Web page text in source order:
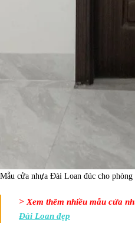
Mẫu cửa nhựa Đài Loan đúc cho phòng
> Xem thêm nhiều mẫu cửa
Đài Loan đẹp